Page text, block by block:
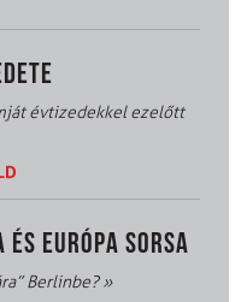
évtizedekkel ezelőtt
ÉS EURÓPA SORSA
Berlinbe?»